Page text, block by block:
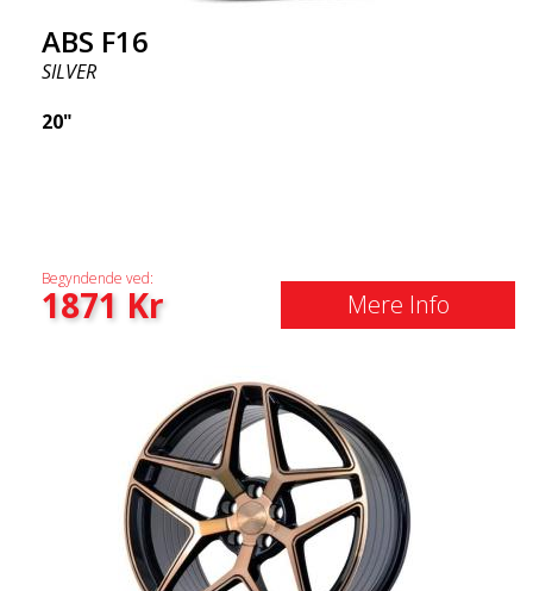
ABS F16
SILVER
20"
Begyndende ved:
1871 Kr Mere Info